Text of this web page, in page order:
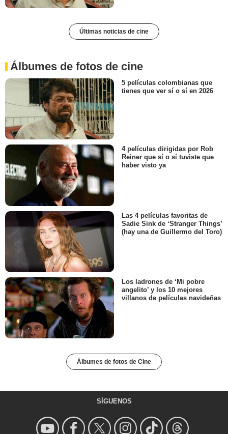
Últimas noticias de cine
Álbumes de fotos de cine
5 películas colombianas que
tienes que ver sí o sí en 2026
4 películas dirigidas por Rob
Reiner que sí o sí tuviste que
haber visto ya
Las 4 películas favoritas de
Sadie Sink de ‘Stranger Things’
(hay una de Guillermo del Toro)
Los ladrones de ‘Mi pobre
angelito’ y los 10 mejores
villanos de películas navideñas
Álbumes de fotos de Cine
SÍGUENOS